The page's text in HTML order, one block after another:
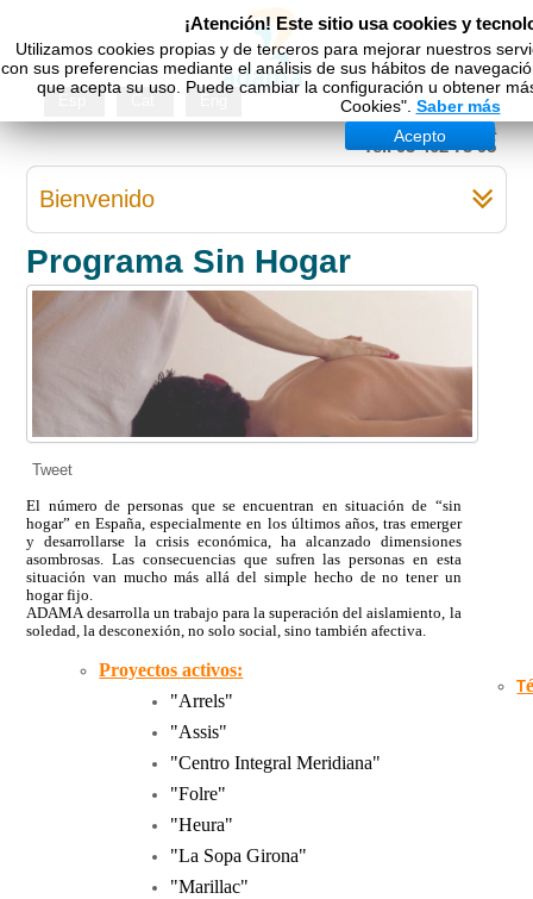
(c) Adama
Tel. 93 462 73 95
¡Atención! Este sitio usa cookies y
Utilizamos cookies propias y de terceros para mejorar nuestros
con sus preferencias mediante el análisis de sus hábitos de
que acepta su uso. Puede cambiar la configuración u obtener
Cookies". Saber más
Acepto
Bienvenido
Programa Sin Hogar
Tweet
El número de personas que se encuentran en situación de “sin
hogar” en España, especialmente en los últimos años, tras emerger
y desarrollarse la crisis económica, ha alcanzado dimensiones
asombrosas. Las consecuencias que sufren las personas en esta
situación van mucho más allá del simple hecho de no tener un
hogar fijo.
ADAMA desarrolla un trabajo para la superación del aislamiento, la
soledad, la desconexión, no solo social, sino también afectiva.
Proyectos activos:
"Arrels"
"Assis"
"Centro Integral Meridiana"
"Folre"
"Heura"
"La Sopa Girona"
"Marillac"
T